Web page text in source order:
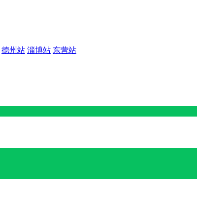
德州站 淄博站 东营站